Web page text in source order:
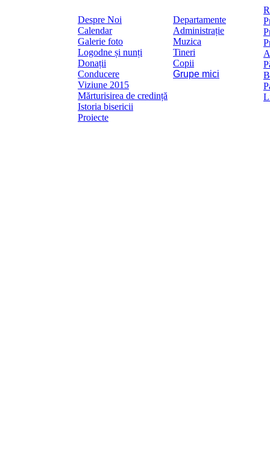
Despre Noi
Calendar
Galerie foto
Logodne și nunți
Donații
Conducere
Viziune 2015
Mărturisirea de credință
Istoria bisericii
Proiecte
Departamente
Administrație
Muzica
Tineri
Copii
Grupe mici